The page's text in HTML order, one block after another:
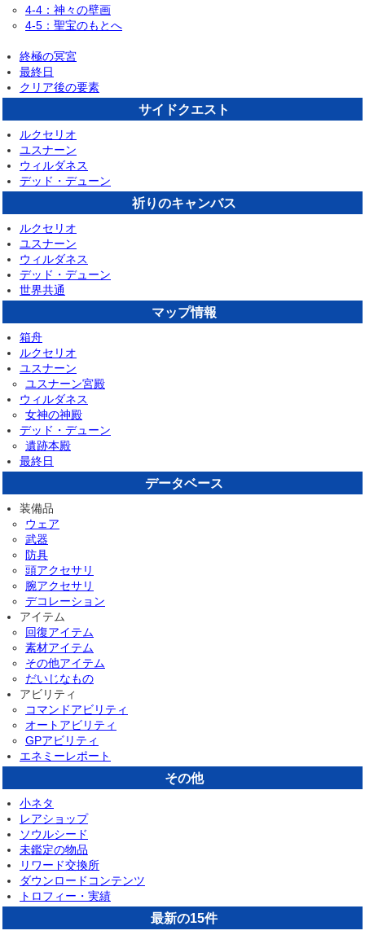
4-4：神々の壁画
4-5：聖宝のもとへ
終極の冥宮
最終日
クリア後の要素
サイドクエスト
ルクセリオ
ユスナーン
ウィルダネス
デッド・デューン
祈りのキャンバス
ルクセリオ
ユスナーン
ウィルダネス
デッド・デューン
世界共通
マップ情報
箱舟
ルクセリオ
ユスナーン
ユスナーン宮殿
ウィルダネス
女神の神殿
デッド・デューン
遺跡本殿
最終日
データベース
装備品
ウェア
武器
防具
頭アクセサリ
腕アクセサリ
デコレーション
アイテム
回復アイテム
素材アイテム
その他アイテム
だいじなもの
アビリティ
コマンドアビリティ
オートアビリティ
GPアビリティ
エネミーレポート
その他
小ネタ
レアショップ
ソウルシード
未鑑定の物品
リワード交換所
ダウンロードコンテンツ
トロフィー・実績
最新の15件